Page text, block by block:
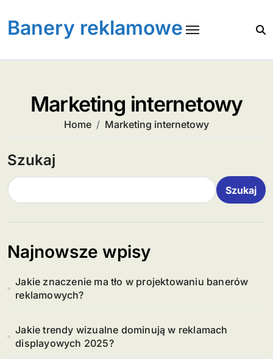
content
Banery reklamowe
Marketing internetowy
Home Marketing internetowy
Szukaj
Szukaj
Najnowsze wpisy
Jakie znaczenie ma tło w projektowaniu banerów
reklamowych?
Jakie trendy wizualne dominują w reklamach
displayowych 2025?